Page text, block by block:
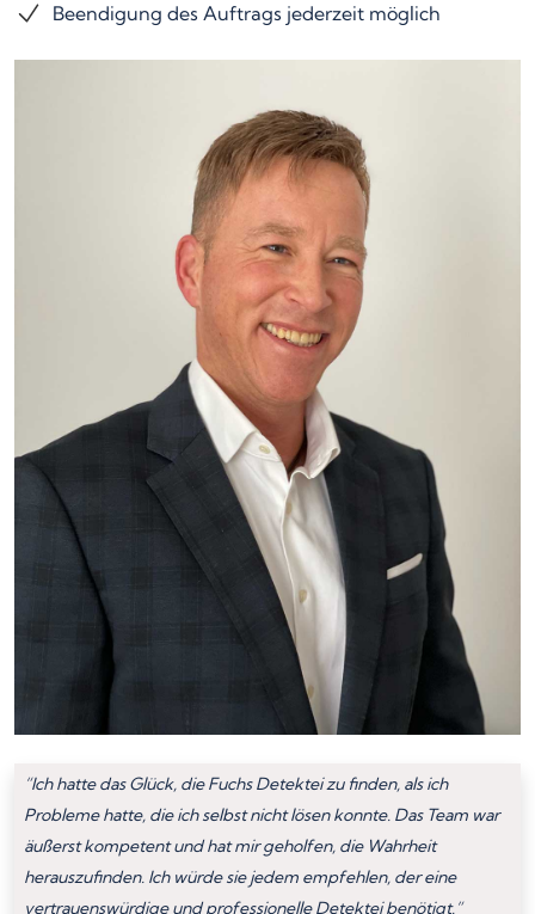
Beendigung des Auftrags jederzeit möglich
“Ich hatte das Glück, die Fuchs Detektei zu finden, als ich
Probleme hatte, die ich selbst nicht lösen konnte. Das Team war
äußerst kompetent und hat mir geholfen, die Wahrheit
herauszufinden. Ich würde sie jedem empfehlen, der eine
vertrauenswürdige und professionelle Detektei benötigt.”